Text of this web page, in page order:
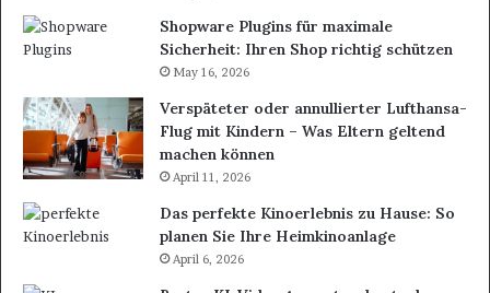
Shopware Plugins für maximale
Sicherheit: Ihren Shop richtig schützen
May 16, 2026
Verspäteter oder annullierter Lufthansa-
Flug mit Kindern – Was Eltern geltend
machen können
April 11, 2026
Das perfekte Kinoerlebnis zu Hause: So
planen Sie Ihre Heimkinoanlage
April 6, 2026